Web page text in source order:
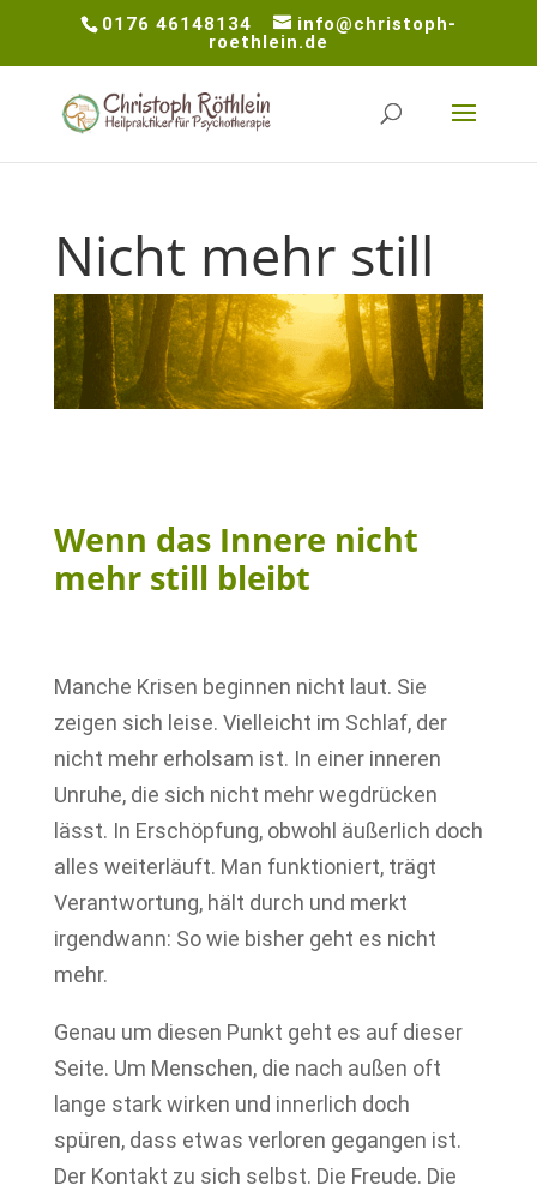
0176 46148134
info@christoph-
roethlein.de
Nicht mehr still
Wenn das Innere nicht
mehr still bleibt
Manche Krisen beginnen nicht laut. Sie
zeigen sich leise. Vielleicht im Schlaf, der
nicht mehr erholsam ist. In einer inneren
Unruhe, die sich nicht mehr wegdrücken
lässt. In Erschöpfung, obwohl äußerlich doch
alles weiterläuft. Man funktioniert, trägt
Verantwortung, hält durch und merkt
irgendwann: So wie bisher geht es nicht
mehr.
Genau um diesen Punkt geht es auf dieser
Seite. Um Menschen, die nach außen oft
lange stark wirken und innerlich doch
spüren, dass etwas verloren gegangen ist.
Der Kontakt zu sich selbst. Die Freude. Die